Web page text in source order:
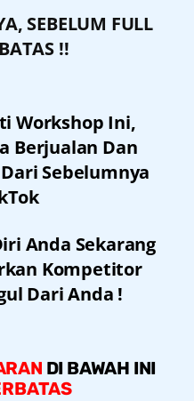
SEBELUM FULL
!!
Workshop Ini,
Berjualan Dan
Sebelumnya
Anda Sekarang
Kompetitor
Dari Anda !
DI BAWAH INI